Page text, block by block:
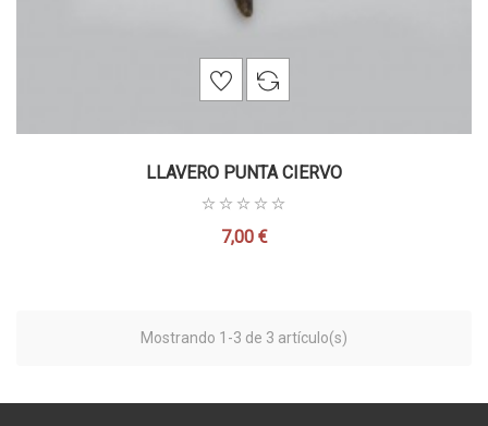
LLAVERO PUNTA CIERVO
Precio
7,00 €
Mostrando 1-3 de 3 artículo(s)